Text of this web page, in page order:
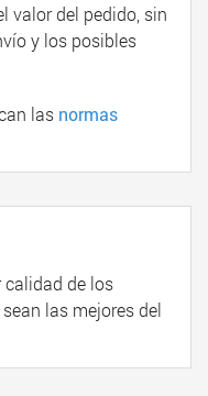
valor del pedido, sin
y los posibles
las normas
calidad de los
las mejores del